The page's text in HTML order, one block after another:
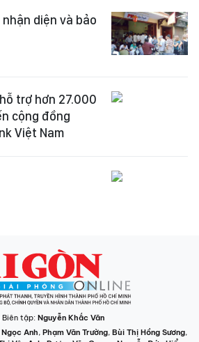
diện và bảo
trợ hơn 27.000
cộng đồng
Việt Nam
Biên tập: Nguyễn Khắc Văn
Anh, Phạm Văn Trường, Bùi Thị Hồng Sương,